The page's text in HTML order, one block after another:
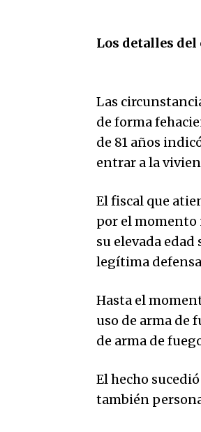
Los detalles
Las
de forma
de 81 años
entrar a la
El fiscal que
por el momento
su elevada
legítima
Hasta el
uso de arma de
de arma de
El hecho
también